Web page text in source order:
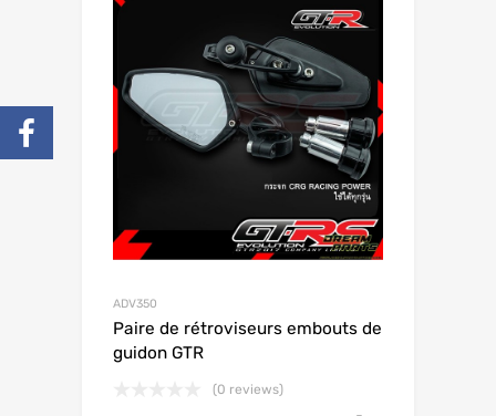
ADV350
Paire de rétroviseurs embouts de
guidon GTR
(0 reviews)